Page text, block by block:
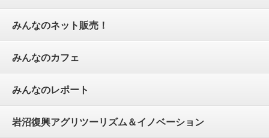
みんなのネット販売！
みんなのカフェ
みんなのレポート
岩沼復興アグリツーリズム＆イノベーション